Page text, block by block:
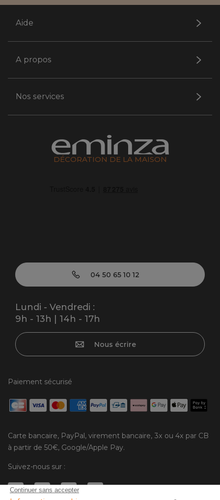
Aide
A propos
Nos services
DÉCORATION DE LA MAISON
04 50 65 10 12
Lundi - Vendredi :
9h - 13h | 14h - 17h
Nous écrire
Paiement sécurisé
Carte bancaire, PayPal, virement bancaire, 3x ou 4x par CB
à partir de 50€, Google/Apple Pay.
Suivez-nous sur :